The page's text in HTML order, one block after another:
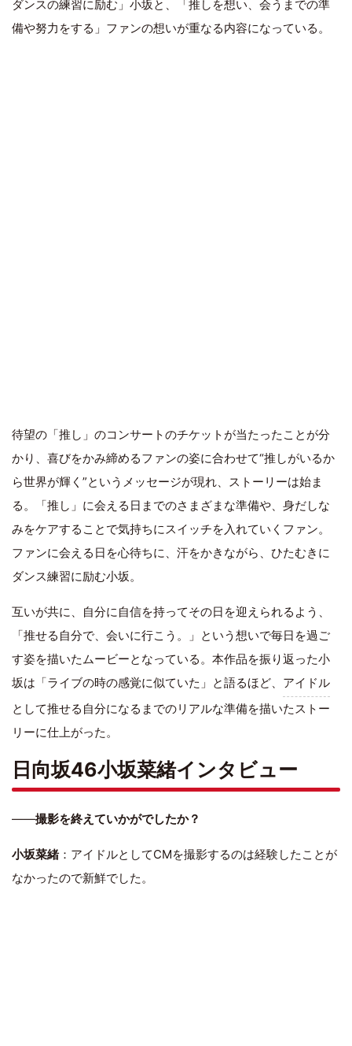
ダンスの練習に励む」小坂と、「推しを想い、会うまでの準
備や努力をする」ファンの想いが重なる内容になっている。
待望の「推し」のコンサートのチケットが当たったことが分
かり、喜びをかみ締めるファンの姿に合わせて“推しがいるか
ら世界が輝く”というメッセージが現れ、ストーリーは始ま
る。「推し」に会える日までのさまざまな準備や、身だしな
みをケアすることで気持ちにスイッチを入れていくファン。
ファンに会える日を心待ちに、汗をかきながら、ひたむきに
ダンス練習に励む小坂。
互いが共に、自分に自信を持ってその日を迎えられるよう、
「推せる自分で、会いに行こう。」という想いで毎日を過ご
す姿を描いたムービーとなっている。本作品を振り返った小
坂は「ライブの時の感覚に似ていた」と語るほど、 アイドル
として推せる自分になるまでのリアルな準備を描いたストー
リーに仕上がった。
日向坂46小坂菜緒インタビュー
――撮影を終えていかがでしたか？
小坂菜緒：アイドルとしてCMを撮影するのは経験したことが
なかったので新鮮でした。